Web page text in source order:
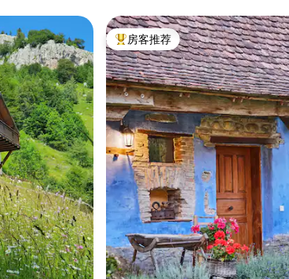
评价
热门「房客推荐」
房客推荐